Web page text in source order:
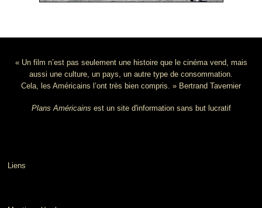
« Un film n’est pas seulement une histoire que le cinéma vend, mais
aussi une culture, un pays, un autre type de consommation.
Cela, les Américains l’ont très bien compris. » Bertrand Tavernier
Plans Américains est un site d'information sans but lucratif
Liens